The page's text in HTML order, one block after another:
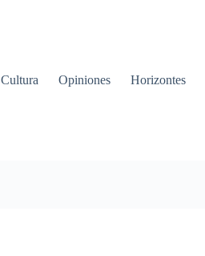
Cultura Opiniones Horizontes